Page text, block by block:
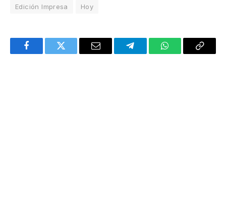
Edición Impresa Hoy
FacebookTwitter Email TelegramWhatsAppCopy